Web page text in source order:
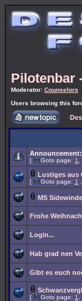
Pilotenbar
Moderator: Counselors
Users browsing this
Announcement:
[ Goto page: 1
Lustiges aus
[ Goto page: 1
MS
Frohe
Login...
Hab grad nen
Gibt es euch
[ Goto page: 1